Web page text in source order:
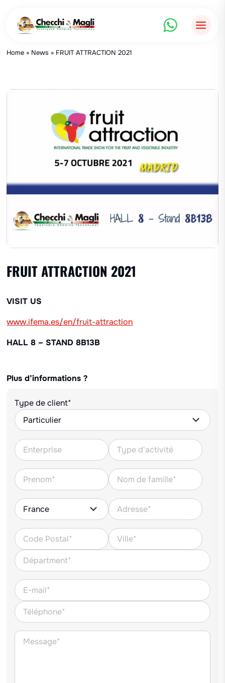
contenu
Home » News » FRUIT ATTRACTION 2021
FRUIT ATTRACTION 2021
VISIT US
www.ifema.es/en/fruit-attraction
HALL 8 – STAND 8B13B
Plus d’informations ?
Type de client*